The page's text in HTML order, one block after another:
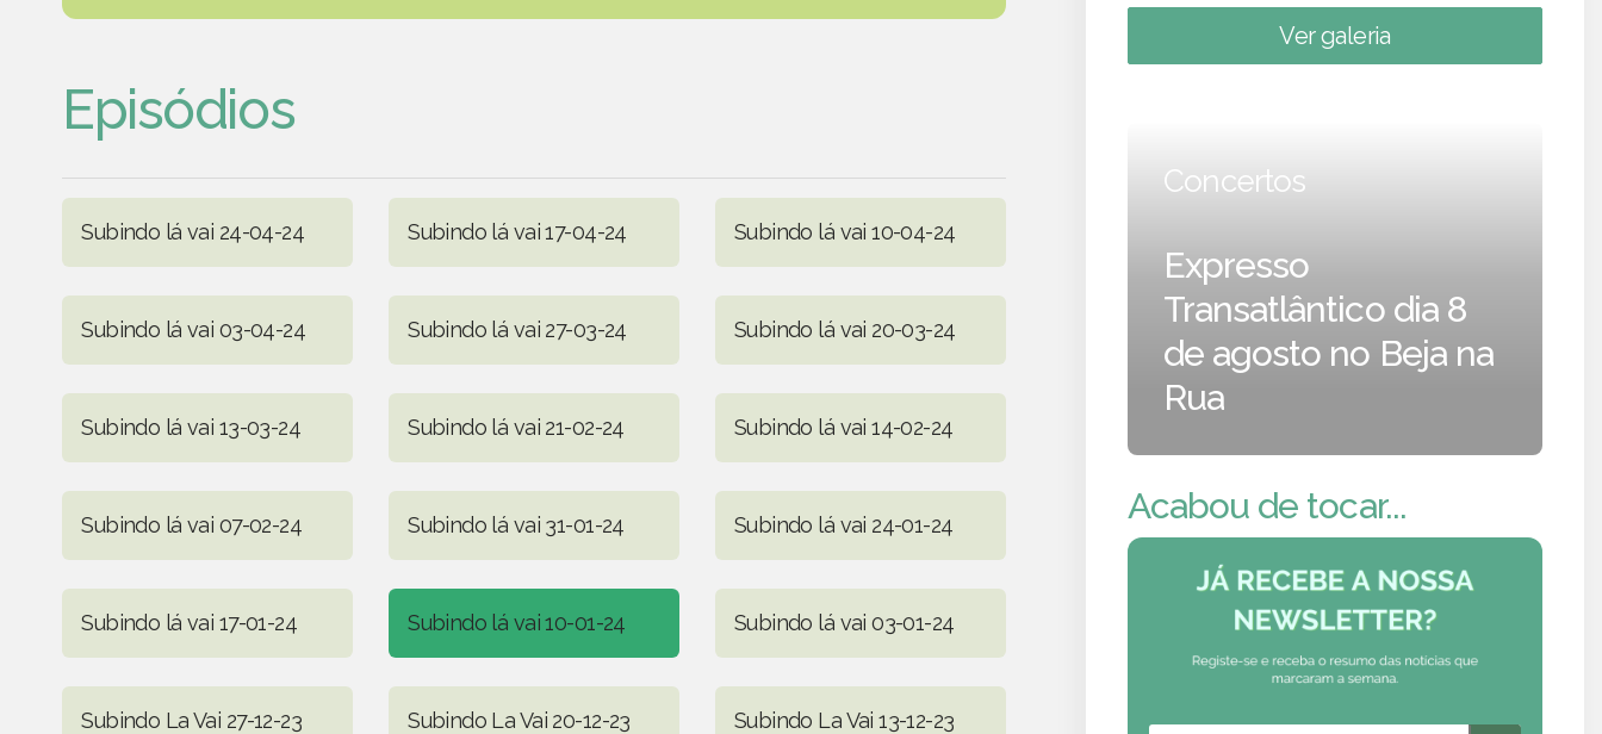
Episódios
Subindo lá vai 24-04-24 Subindo lá vai 17-04-24 Subindo lá vai 10-04-24
Subindo lá vai 03-04-24 Subindo lá vai 27-03-24 Subindo lá vai 20-03-24
Subindo lá vai 13-03-24 Subindo lá vai 21-02-24 Subindo lá vai 14-02-24
Subindo lá vai 07-02-24 Subindo lá vai 31-01-24 Subindo lá vai 24-01-24
Subindo lá vai 17-01-24 Subindo lá vai 10-01-24 Subindo lá vai 03-01-24
Subindo La Vai 27-12-23 Subindo La Vai 20-12-23 Subindo La Vai 13-12-23
Ver galeria
Concertos
Expresso
Transatlântico dia 8
de agosto no Beja na
Rua
Acabou de tocar...